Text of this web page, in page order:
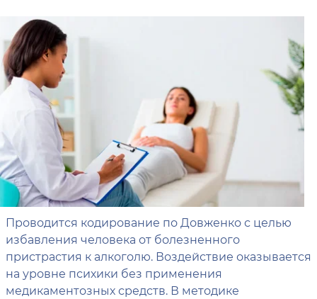
Проводится кодирование по Довженко с целью
избавления человека от болезненного
пристрастия к алкоголю. Воздействие оказывается
на уровне психики без применения
медикаментозных средств. В методике